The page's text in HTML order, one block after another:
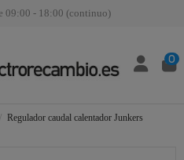
09:00 - 18:00 (continuo)
0
Regulador caudal calentador Junkers